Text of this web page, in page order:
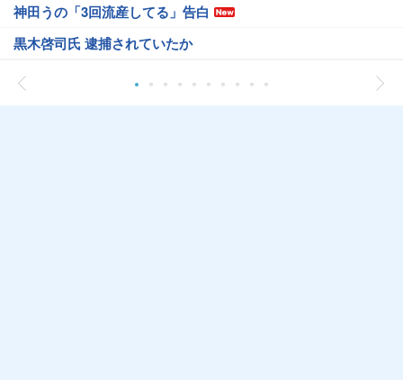
神田うの「3回流産してる」告白
黒木啓司氏 逮捕されていたか